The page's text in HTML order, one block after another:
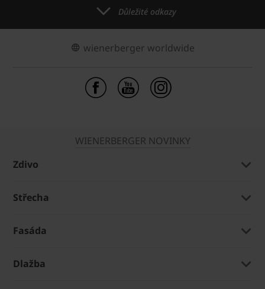
Důležité odkazy
wienerberger worldwide
WIENERBERGER NOVINKY
Zdivo
Střecha
Fasáda
Dlažba